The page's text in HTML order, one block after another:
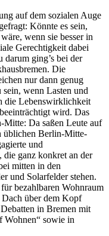
auf dem sozialen Auge
Könnte es sein,
wenn sie besser in
Gerechtigkeit dabei
darum ging’s bei der
Die
nur dann genug
wenn Lasten und
die Lebenswirklichkeit
wird. Das
Mitte: Da saßen Leute auf
üblichen Berlin-Mitte-
und
ganz konkret an der
mitten in den
und Solarfelder stehen.
bezahlbaren Wohnraum
über dem Kopf
in Bremen mit
Wohnen“ sowie in